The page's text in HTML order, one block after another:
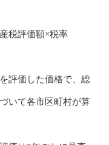
税評価額×税率
評価した価格で、総
いて各市区町村が算